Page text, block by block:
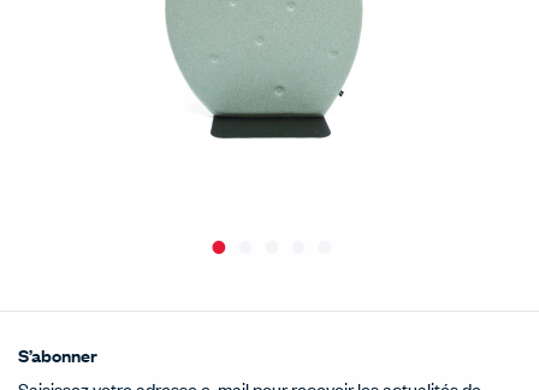
S’abonner